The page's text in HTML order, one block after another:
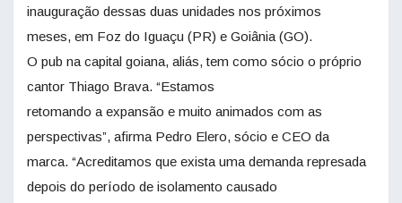
inauguração dessas duas unidades nos próximos
meses, em Foz do Iguaçu (PR) e Goiânia (GO).
O pub na capital goiana, aliás, tem como sócio o próprio
cantor Thiago Brava. “Estamos
retomando a expansão e muito animados com as
perspectivas”, afirma Pedro Elero, sócio e CEO da
marca. “Acreditamos que exista uma demanda represada
depois do período de isolamento causado